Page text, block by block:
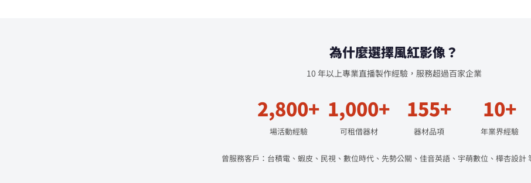
為什麼選擇風紅影像？
10 年以上專業直播製作經驗，服務超過百家企業
2,800+
場活動經驗
1,000+
可租借器材
155+
器材品項
10+
年業界經驗
曾服務客戶：台積電、蝦皮、民視、數位時代、先勢公關、佳音英語、宇萌數位、樺杏設計